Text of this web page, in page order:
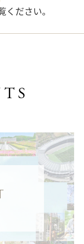
ださい。